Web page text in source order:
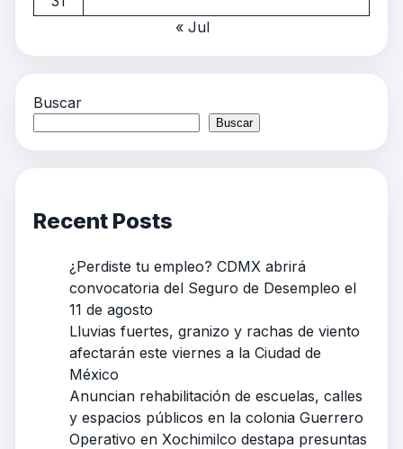
« Jul
Buscar
Buscar
Recent Posts
¿Perdiste tu empleo? CDMX abrirá
convocatoria del Seguro de Desempleo el
11 de agosto
Lluvias fuertes, granizo y rachas de viento
afectarán este viernes a la Ciudad de
México
Anuncian rehabilitación de escuelas, calles
y espacios públicos en la colonia Guerrero
Operativo en Xochimilco destapa presuntas